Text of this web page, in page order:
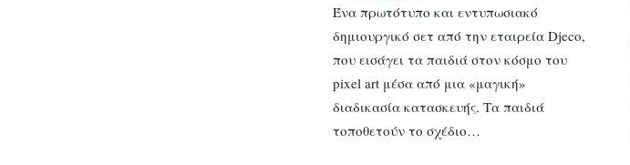
Ένα πρωτότυπο και εντυπωσιακό
δημιουργικό σετ από την εταιρεία Djeco,
που εισάγει τα παιδιά στον κόσμο του
pixel art μέσα από μια «μαγική»
διαδικασία κατασκευής. Τα παιδιά
τοποθετούν το σχέδιο…